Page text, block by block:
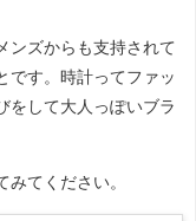
ンズからも支持されて
です。時計ってファッ
をして大人っぽいブラ
てください。